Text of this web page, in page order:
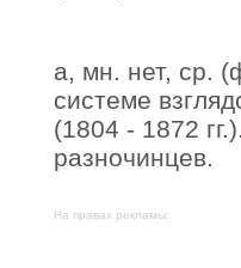
а, мн. нет, ср.
системе
(1804 - 1872
разночинцев.
На правах рекламы: